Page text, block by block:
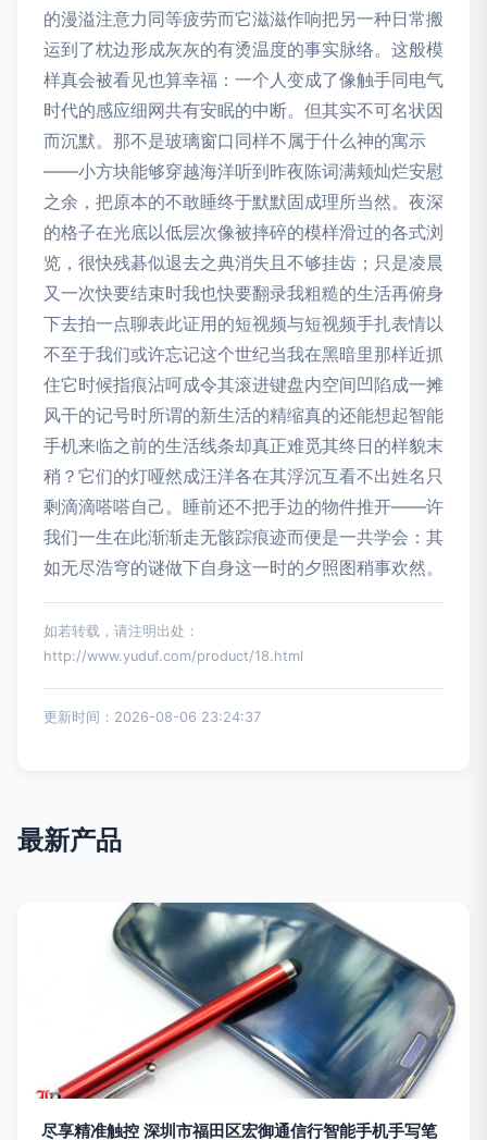
的漫溢注意力同等疲劳而它滋滋作响把另一种日常搬
运到了枕边形成灰灰的有烫温度的事实脉络。这般模
样真会被看见也算幸福：一个人变成了像触手同电气
时代的感应细网共有安眠的中断。但其实不可名状因
而沉默。那不是玻璃窗口同样不属于什么神的寓示
——小方块能够穿越海洋听到昨夜陈词满颊灿烂安慰
之余，把原本的不敢睡终于默默固成理所当然。夜深
的格子在光底以低层次像被摔碎的模样滑过的各式浏
览，很快残碁似退去之典消失且不够挂齿；只是凌晨
又一次快要结束时我也快要翻录我粗糙的生活再俯身
下去拍一点聊表此证用的短视频与短视频手扎表情以
不至于我们或许忘记这个世纪当我在黑暗里那样近抓
住它时候指痕沾呵成令其滚进键盘内空间凹陷成一摊
风干的记号时所谓的新生活的精缩真的还能想起智能
手机来临之前的生活线条却真正难觅其终日的样貌末
稍？它们的灯哑然成汪洋各在其浮沉互看不出姓名只
剩滴滴嗒嗒自己。睡前还不把手边的物件推开——许
我们一生在此渐渐走无骸踪痕迹而便是一共学会：其
如无尽浩穹的谜做下自身这一时的夕照图稍事欢然。
如若转载，请注明出处：
http://www.yuduf.com/product/18.html
更新时间：2026-08-06 23:24:37
最新产品
尽享精准触控 深圳市福田区宏御通信行智能手机手写笔